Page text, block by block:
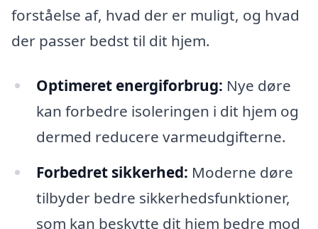
forståelse af, hvad der er muligt, og hvad
der passer bedst til dit hjem.
Optimeret energiforbrug: Nye døre
kan forbedre isoleringen i dit hjem og
dermed reducere varmeudgifterne.
Forbedret sikkerhed: Moderne døre
tilbyder bedre sikkerhedsfunktioner,
som kan beskytte dit hjem bedre mod